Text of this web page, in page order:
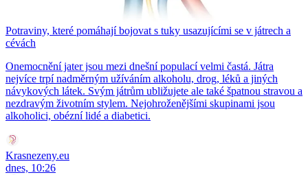
Potraviny, které pomáhají bojovat s tuky usazujícími se v játrech a
cévách
Onemocnění jater jsou mezi dnešní populací velmi častá. Játra
nejvíce trpí nadměrným užíváním alkoholu, drog, léků a jiných
návykových látek. Svým játrům ubližujete ale také špatnou stravou a
nezdravým životním stylem. Nejohroženějšími skupinami jsou
alkoholici, obézní lidé a diabetici.
Krasnezeny.eu
dnes, 10:26